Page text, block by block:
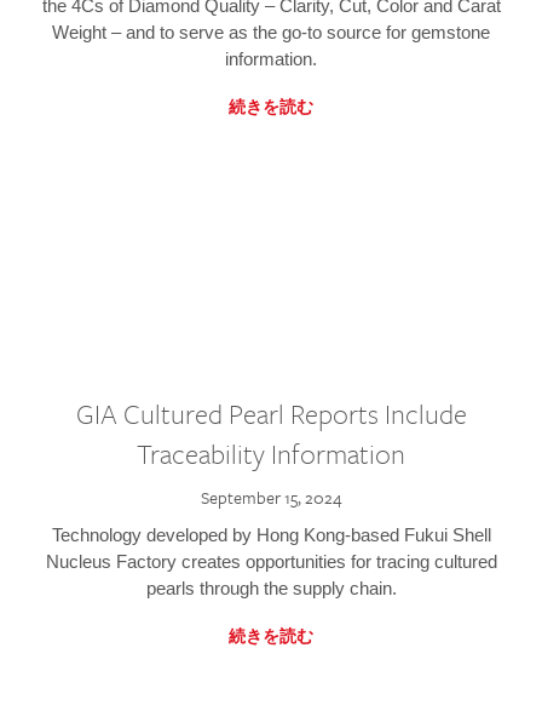
the 4Cs of Diamond Quality – Clarity, Cut, Color and Carat
Weight – and to serve as the go-to source for gemstone
information.
続きを読む
GIA Cultured Pearl Reports Include
Traceability Information
September 15, 2024
Technology developed by Hong Kong-based Fukui Shell
Nucleus Factory creates opportunities for tracing cultured
pearls through the supply chain.
続きを読む